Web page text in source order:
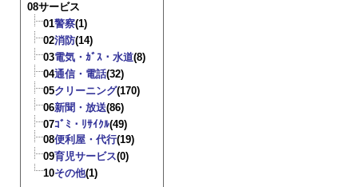
08サービス
01警察(1)
02消防(14)
03電気・ｶﾞｽ・水道(8)
04通信・電話(32)
05クリーニング(170)
06新聞・放送(86)
07ｺﾞﾐ・ﾘｻｲｸﾙ(49)
08便利屋・代行(19)
09育児サービス(0)
10その他(1)